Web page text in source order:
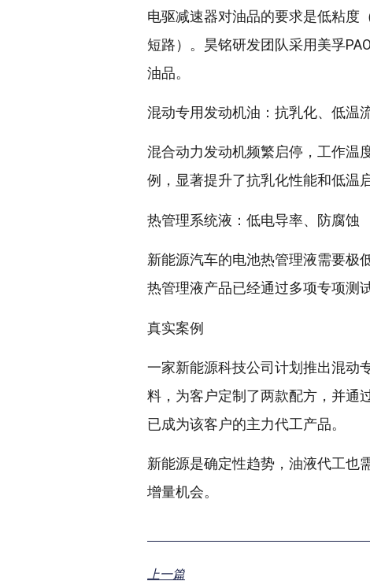
电驱减速器对油品的要求是低粘度
短路）。昊铭研发团队采用美孚
油品。
混动专用发动机油：抗乳化、低温
混合动力发动机频繁启停，工作温
例，显著提升了抗乳化性能和低温
热管理系统液：低电导率、防腐蚀
新能源汽车的电池热管理液需要极
热管理液产品已经通过多项专项测
真实案例
一家新能源科技公司计划推出混动
料，为客户定制了两款配方，并通
已成为该客户的主力代工产品。
新能源是确定性趋势，油液代工也
增量机会。
上一篇